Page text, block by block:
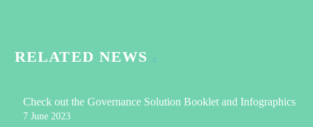
RELATED NEWS
Check out the Governance Solution Booklet and Infographics
7 June 2023